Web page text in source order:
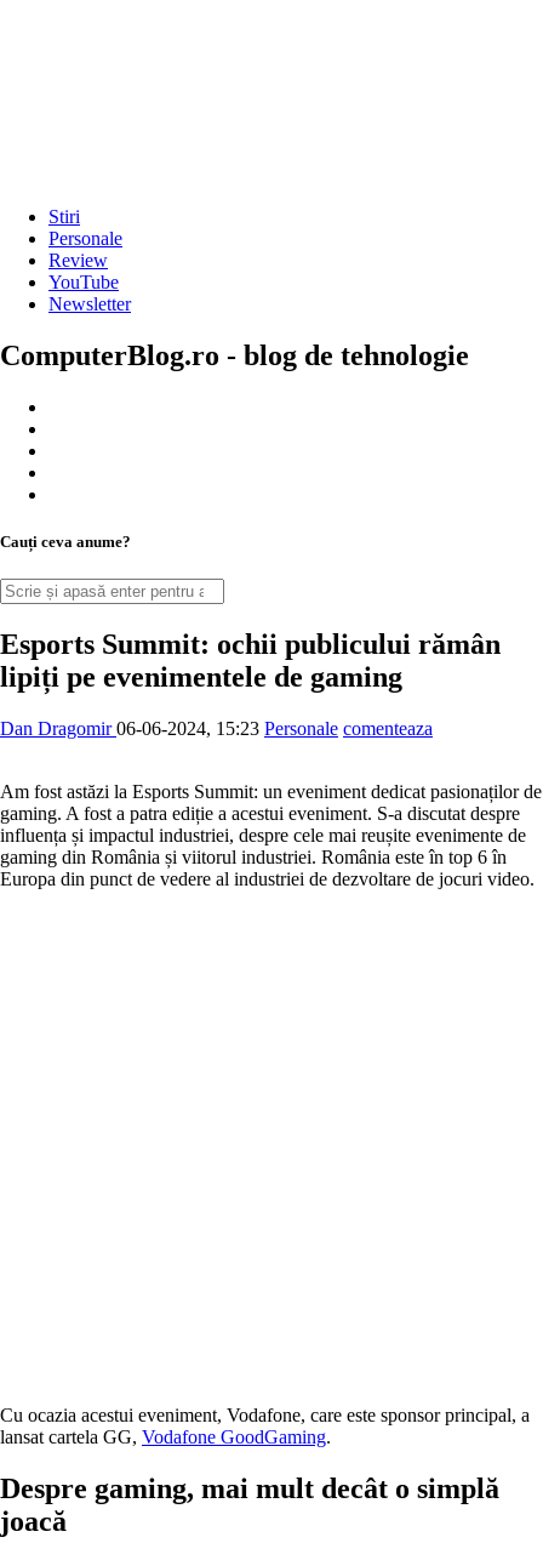
Stiri
Personale
Review
YouTube
Newsletter
ComputerBlog.ro - blog de tehnologie
Cauți ceva anume?
Esports Summit: ochii publicului rămân
lipiți pe evenimentele de gaming
Dan Dragomir 06-06-2024, 15:23 Personale comenteaza
Am fost astăzi la Esports Summit: un eveniment dedicat pasionaților de
gaming. A fost a patra ediție a acestui eveniment. S-a discutat despre
influența și impactul industriei, despre cele mai reușite evenimente de
gaming din România și viitorul industriei. România este în top 6 în
Europa din punct de vedere al industriei de dezvoltare de jocuri video.
Cu ocazia acestui eveniment, Vodafone, care este sponsor principal, a
lansat cartela GG, Vodafone GoodGaming.
Despre gaming, mai mult decât o simplă
joacă